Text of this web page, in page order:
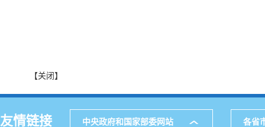
【关闭】
友情链接 中央政府和国家部委网站 各省